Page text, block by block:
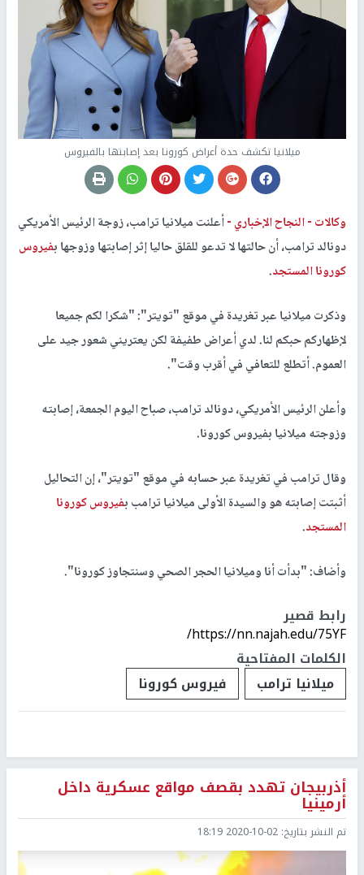
ميلانيا تكشف حدة أعراض كورونا بعد إصابتها بالفيروس
وكالات -النجاح الإخباري -أعلنت ميلانيا ترامب، زوجة الرئيس الأمريكي
دونالد ترامب، أن حالتها لا تدعو للقلق حاليا إثر إصابتها وزوجها بفيروس
كورونا المستجد.
وذكرت ميلانيا عبر تغريدة في موقع "تويتر": "شكرا لكم جميعا
لإظهاركم حبكم لنا. لدي أعراض طفيفة لكن يعتريني شعور جيد على
العموم. أتطلع للتعافي في أقرب وقت".
وأعلن الرئيس الأمريكي، دونالد ترامب، صباح اليوم الجمعة، إصابته
وزوجته ميلانيا بفيروس كورونا.
وقال ترامب في تغريدة عبر حسابه في موقع "تويتر"، إن التحاليل
أثبتت إصابته هو والسيدة الأولى ميلانيا ترامب بفيروس كورونا
المستجد.
وأضاف: "بدأت أنا وميلانيا الحجر الصحي وسنتجاوز كورونا".
رابط قصير
https://nn.najah.edu/75YF/
الكلمات المفتاحية
ميلانيا ترامب
فيروس كورونا
أذربيجان تهدد بقصف مواقع عسكرية داخل
أرمينيا
تم النشر بتاريخ: 2020-10-02 18:19